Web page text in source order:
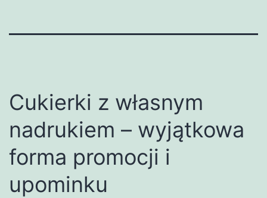
Cukierki z własnym
nadrukiem – wyjątkowa
forma promocji i
upominku